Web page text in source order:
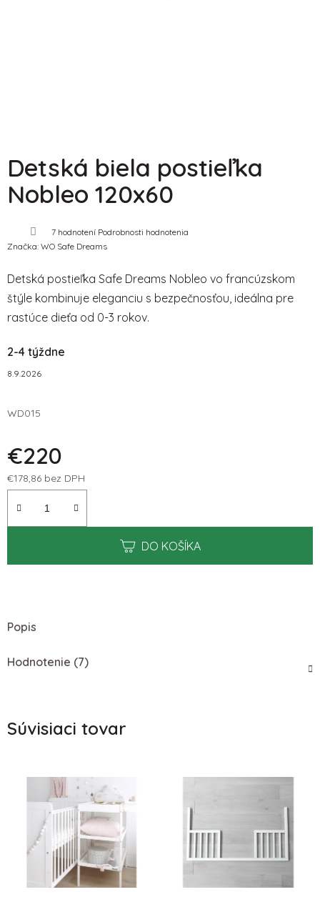
Detská biela postieľka
Nobleo 120x60
Priemerné
hodnotenie
produktu
z
5
hviezdičiek.
7 hodnotení Podrobnosti hodnotenia
Značka: WO Safe Dreams
Detská postieľka Safe Dreams Nobleo vo francúzskom
štýle kombinuje eleganciu s bezpečnosťou, ideálna pre
rastúce dieťa od 0-3 rokov.
2-4 týždne
8.9.2026
WD015
€220
€178,86 bez DPH
DO KOŠÍKA
Popis
Hodnotenie (7)
Súvisiaci tovar